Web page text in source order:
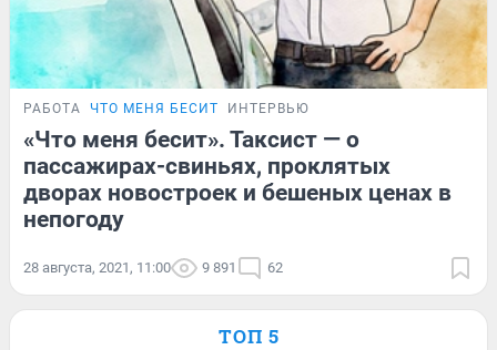
РАБОТА ЧТО МЕНЯ БЕСИТ ИНТЕРВЬЮ
«Что меня бесит». Таксист — о
пассажирах-свиньях, проклятых
дворах новостроек и бешеных ценах в
непогоду
28 августа, 2021, 11:00 9 891 62
ТОП 5